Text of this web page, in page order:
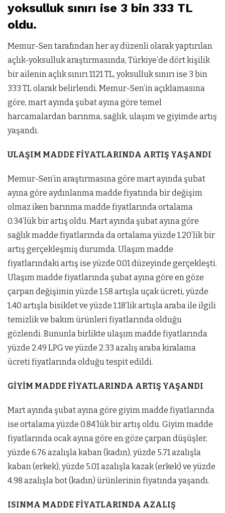
yoksulluk sınırı ise 3 bin 333 TL
oldu.
Memur-Sen tarafından her ay düzenli olarak yaptırılan
açlık-yoksulluk araştırmasında, Türkiye’de dört kişilik
bir ailenin açlık sınırı 1121 TL, yoksulluk sınırı ise 3 bin
333 TL olarak belirlendi. Memur-Sen’in açıklamasına
göre, mart ayında şubat ayına göre temel
harcamalardan barınma, sağlık, ulaşım ve giyimde artış
yaşandı.
ULAŞIM MADDE FİYATLARINDA ARTIŞ YAŞANDI
Memur-Sen’in araştırmasına göre mart ayında şubat
ayına göre aydınlanma madde fiyatında bir değişim
olmaz iken barınma madde fiyatlarında ortalama
0.34’lük bir artış oldu. Mart ayında şubat ayına göre
sağlık madde fiyatlarında da ortalama yüzde 1.20’lik bir
artış gerçekleşmiş durumda. Ulaşım madde
fiyatlarındaki artış ise yüzde 0.01 düzeyinde gerçekleşti.
Ulaşım madde fiyatlarında şubat ayına göre en göze
çarpan değişimin yüzde 1.58 artışla uçak ücreti, yüzde
1.40 artışla bisiklet ve yüzde 1.18’lik artışla araba ile ilgili
temizlik ve bakım ürünleri fiyatlarında olduğu
gözlendi. Bununla birlikte ulaşım madde fiyatlarında
yüzde 2.49 LPG ve yüzde 2.33 azalış araba kiralama
ücreti fiyatlarında olduğu tespit edildi.
GİYİM MADDE FİYATLARINDA ARTIŞ YAŞANDI
Mart ayında şubat ayına göre giyim madde fiyatlarında
ise ortalama yüzde 0.84’lük bir artış oldu. Giyim madde
fiyatlarında ocak ayına göre en göze çarpan düşüşler,
yüzde 6.76 azalışla kaban (kadın), yüzde 5.71 azalışla
kaban (erkek), yüzde 5.01 azalışla kazak (erkek) ve yüzde
4.98 azalışla bot (kadın) ürünlerinin fiyatında yaşandı.
ISINMA MADDE FİYATLARINDA AZALIŞ